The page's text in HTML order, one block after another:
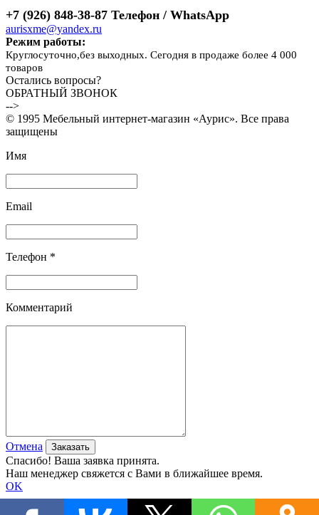
+7 (926) 848-38-87 Телефон / WhatsApp
aurisxme@yandex.ru
Режим работы:
Круглосуточно,без выходных. Сегодня в продаже более 4 000
товаров
Остались вопросы?
ОБРАТНЫЙ ЗВОНОК
-->
© 1995 Мебельный интернет-магазин «Аурис». Все права
защищены
Имя
Email
Телефон *
Комментарий
Отмена
Спасибо! Ваша заявка принята.
Наш менеджер свяжется с Вами в ближайшее время.
OK